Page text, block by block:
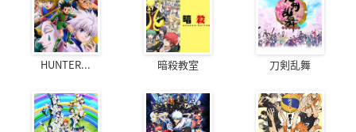
HUNTER... 暗殺教室 刀剣乱舞